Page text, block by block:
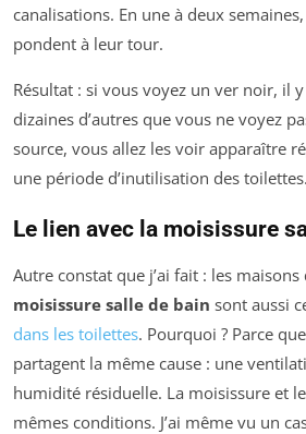
canalisations. En une à deux
pondent à leur tour.
Résultat : si vous voyez un ver noir, il
dizaines d’autres que vous ne voyez
source, vous allez les voir apparaître
une période d’inutilisation des toilettes.
Le lien avec la moisissure
Autre constat que j’ai fait : les
moisissure salle de bain sont aussi
dans les toilettes. Pourquoi ? Parce
partagent la même cause : une
humidité résiduelle. La moisissure et
mêmes conditions. J’ai même vu un